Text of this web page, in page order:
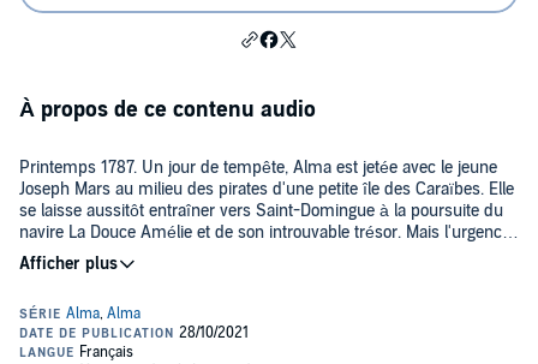
À propos de ce contenu audio
Printemps 1787. Un jour de tempête, Alma est jetée avec le jeune
Joseph Mars au milieu des pirates d'une petite île des Caraïbes. Elle
se laisse aussitôt entraîner vers Saint-Domingue à la poursuite du
navire La Douce Amélie et de son introuvable trésor. Mais l'urgence
de retrouver son petit frère, Lam, éloigne vite Alma de ces vies de
chercheurs d'or et l'embarque à nouveau à travers les mers et les
révèlent tout ce qui les unit.
©2021 Editions Gallimard Jeunesse (P)2021 Editions Gallimard